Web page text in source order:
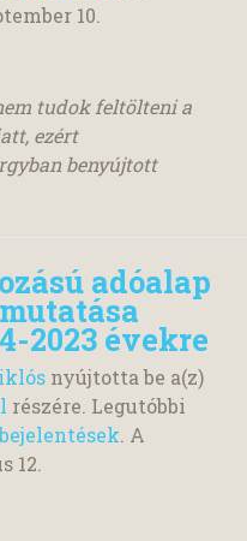
10.
tudok feltölteni a
ezért
benyújtott
adóalap
2023 évekre
nyújtotta be a(z)
részére. Legutóbbi
. A
12.